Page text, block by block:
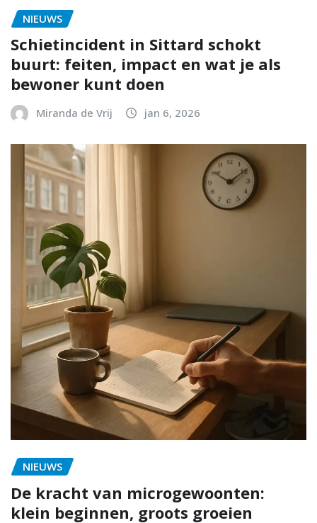
NIEUWS
Schietincident in Sittard schokt
buurt: feiten, impact en wat je als
bewoner kunt doen
Miranda de Vrij jan 6, 2026
NIEUWS
De kracht van microgewoonten:
klein beginnen, groots groeien